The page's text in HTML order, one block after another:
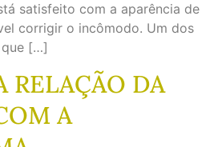
satisfeito com a aparência de
corrigir o incômodo. Um dos
que […]
RELAÇÃO DA
A